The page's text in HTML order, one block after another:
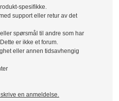
spesifikke.
support eller retur av det
spørsmål til andre som har
er ikke et forum.
eller annen tidsavhengig
en anmeldelse.